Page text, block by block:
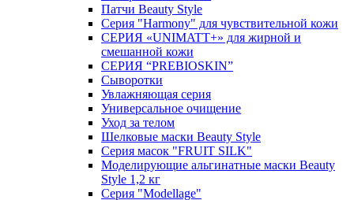
Патчи Beauty Style
Серия "Harmony" для чувствительной кожи
СЕРИЯ «UNIMATT+» для жирной и
смешанной кожи
СЕРИЯ “PREBIOSKIN”
Сыворотки
Увлажняющая серия
Универсальное очищение
Уход за телом
Шелковые маски Beauty Style
Серия масок "FRUIT SILK"
Моделирующие альгинатные маски Beauty
Style 1,2 кг
Серия "Modellage"